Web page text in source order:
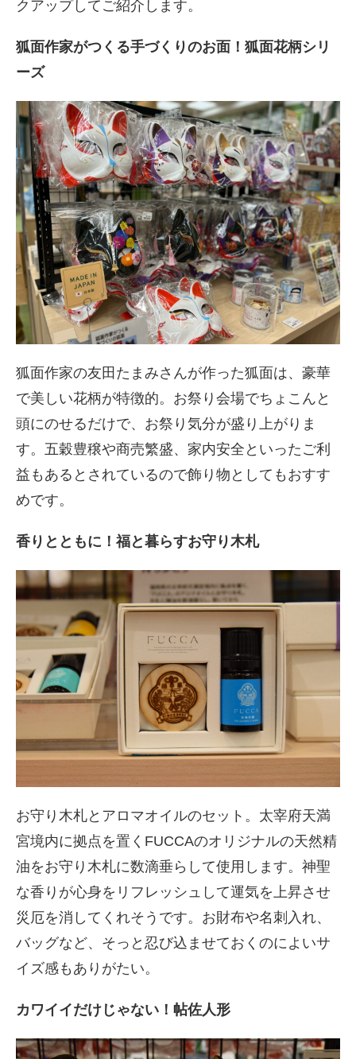
クアップしてご紹介します。
狐面作家がつくる手づくりのお面！狐面花柄シリ
ーズ
狐面作家の友田たまみさんが作った狐面は、豪華
で美しい花柄が特徴的。お祭り会場でちょこんと
頭にのせるだけで、お祭り気分が盛り上がりま
す。五穀豊穣や商売繁盛、家内安全といったご利
益もあるとされているので飾り物としてもおすす
めです。
香りとともに！福と暮らすお守り木札
お守り木札とアロマオイルのセット。太宰府天満
宮境内に拠点を置くFUCCAのオリジナルの天然精
油をお守り木札に数滴垂らして使用します。神聖
な香りが心身をリフレッシュして運気を上昇させ
災厄を消してくれそうです。お財布や名刺入れ、
バッグなど、そっと忍び込ませておくのによいサ
イズ感もありがたい。
カワイイだけじゃない！帖佐人形